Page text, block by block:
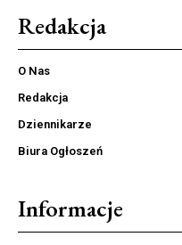
Redakcja
O Nas
Redakcja
Dziennikarze
Biura Ogłoszeń
Informacje